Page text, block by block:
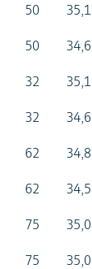
50 35,1
50 34,6
32 35,1
32 34,6
62 34,8
62 34,5
75 35,0
75 35,0